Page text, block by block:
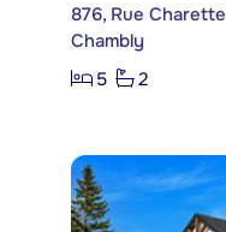
876, Rue Charette
Chambly
5
2